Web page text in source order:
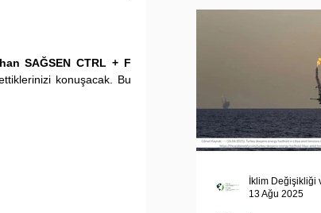
SAĞSEN CTRL + F
konuşacak. Bu
13 Ağu 2025